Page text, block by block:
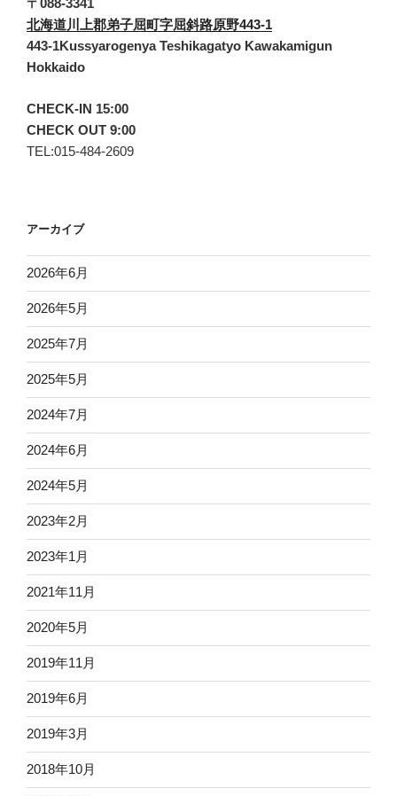
〒088-3341
北海道川上郡弟子屈町字屈斜路原野443-1
443-1Kussyarogenya Teshikagatyo Kawakamigun
Hokkaido
CHECK-IN 15:00
CHECK OUT 9:00
TEL:015-484-2609
アーカイブ
2026年6月
2026年5月
2025年7月
2025年5月
2024年7月
2024年6月
2024年5月
2023年2月
2023年1月
2021年11月
2020年5月
2019年11月
2019年6月
2019年3月
2018年10月